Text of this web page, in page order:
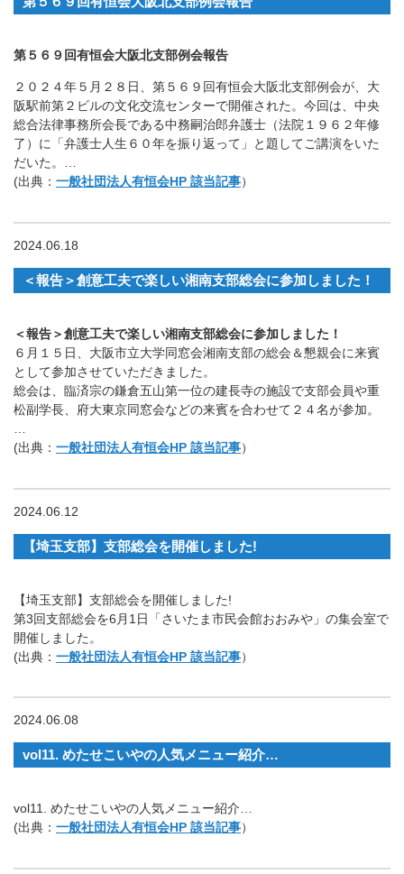
第５６９回有恒会大阪北支部例会報告
２０２４年５月２８日、第５６９回有恒会大阪北支部例会が、大
阪駅前第２ビルの文化交流センターで開催された。今回は、中央
総合法律事務所会長である中務嗣治郎弁護士（法院１９６２年修
了）に「弁護士人生６０年を振り返って」と題してご講演をいた
だいた。…
(出典： 一般社団法人有恒会HP 該当記事）
2024.06.18
＜報告＞創意工夫で楽しい湘南支部総会に参加しました！
＜報告＞創意工夫で楽しい湘南支部総会に参加しました！
６月１５日、大阪市立大学同窓会湘南支部の総会＆懇親会に来賓
として参加させていただきました。
総会は、臨済宗の鎌倉五山第一位の建長寺の施設で支部会員や重
松副学長、府大東京同窓会などの来賓を合わせて２４名が参加。
(出典： 一般社団法人有恒会HP 該当記事）
2024.06.12
【埼玉支部】支部総会を開催しました!
【埼玉支部】支部総会を開催しました!
第3回支部総会を6月1日「さいたま市民会館おおみや」の集会室で
開催しました。
(出典： 一般社団法人有恒会HP 該当記事）
2024.06.08
vol11. めたせこいやの人気メニュー紹介…
vol11. めたせこいやの人気メニュー紹介…
(出典： 一般社団法人有恒会HP 該当記事）